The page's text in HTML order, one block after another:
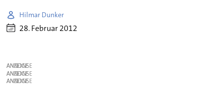
Hilmar Dunker
28. Februar 2012
ANZEIGE
ANZEIGE
ANZEIGE